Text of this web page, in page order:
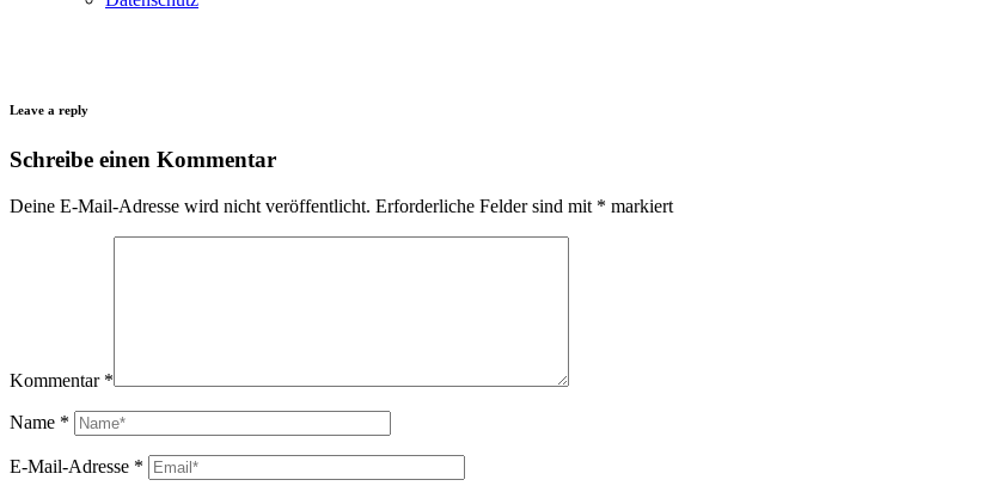
Leave a reply
Schreibe einen Kommentar
Deine E-Mail-Adresse wird nicht veröffentlicht. Erforderliche Felder sind mit * markiert
Kommentar *
Name *
E-Mail-Adresse *